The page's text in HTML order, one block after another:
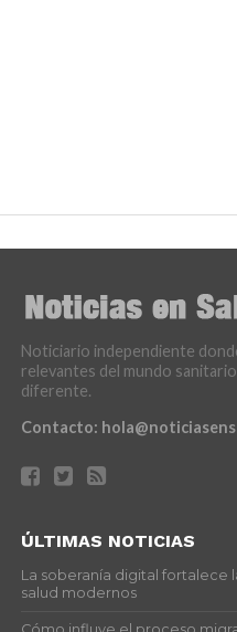
Noticiario independiente
relevantes del mundo
diferente.
Contacto:
ÚLTIMAS NOTICIAS
La soberanía digital fortalece
salud modernos